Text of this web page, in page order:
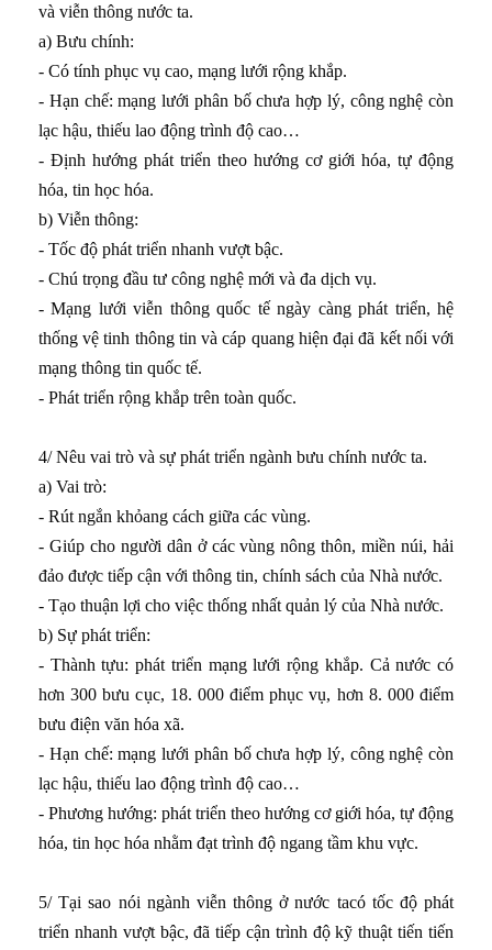
và viễn thông nước ta.
a) Bưu chính:
- Có tính phục vụ cao, mạng lưới rộng khắp.
- Hạn chế: mạng lưới phân bố chưa hợp lý, công nghệ còn
lạc hậu, thiếu lao động trình độ cao…
- Định hướng phát triển theo hướng cơ giới hóa, tự động
hóa, tin học hóa.
b) Viễn thông:
- Tốc độ phát triển nhanh vượt bậc.
- Chú trọng đầu tư công nghệ mới và đa dịch vụ.
- Mạng lưới viễn thông quốc tế ngày càng phát triển, hệ
thống vệ tinh thông tin và cáp quang hiện đại đã kết nối với
mạng thông tin quốc tế.
- Phát triển rộng khắp trên toàn quốc.
4/ Nêu vai trò và sự phát triển ngành bưu chính nước ta.
a) Vai trò:
- Rút ngắn khỏang cách giữa các vùng.
- Giúp cho người dân ở các vùng nông thôn, miền núi, hải
đảo được tiếp cận với thông tin, chính sách của Nhà nước.
- Tạo thuận lợi cho việc thống nhất quản lý của Nhà nước.
b) Sự phát triển:
- Thành tựu: phát triển mạng lưới rộng khắp. Cả nước có
hơn 300 bưu cục, 18. 000 điểm phục vụ, hơn 8. 000 điểm
bưu điện văn hóa xã.
- Hạn chế: mạng lưới phân bố chưa hợp lý, công nghệ còn
lạc hậu, thiếu lao động trình độ cao…
- Phương hướng: phát triển theo hướng cơ giới hóa, tự động
hóa, tin học hóa nhằm đạt trình độ ngang tầm khu vực.
5/ Tại sao nói ngành viễn thông ở nước tacó tốc độ phát
triển nhanh vượt bậc, đã tiếp cận trình độ kỹ thuật tiến tiến